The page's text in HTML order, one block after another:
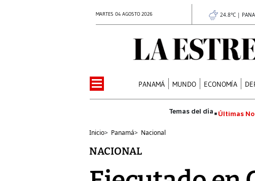
MARTES 04 AGOSTO 2026 24.8°C |
PANAMÁ MUNDO ECONOMÍA
Últimas
Inicio> Panamá> Nacional
NACIONAL